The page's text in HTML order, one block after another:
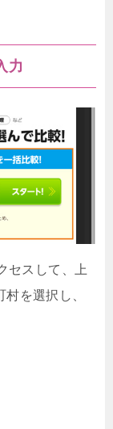
力
セスして、上
を選択し、